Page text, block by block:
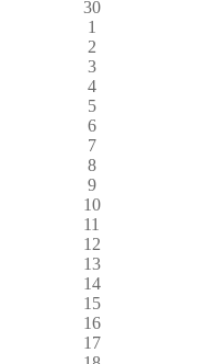
30
1
2
3
4
5
6
7
8
9
10
11
12
13
14
15
16
17